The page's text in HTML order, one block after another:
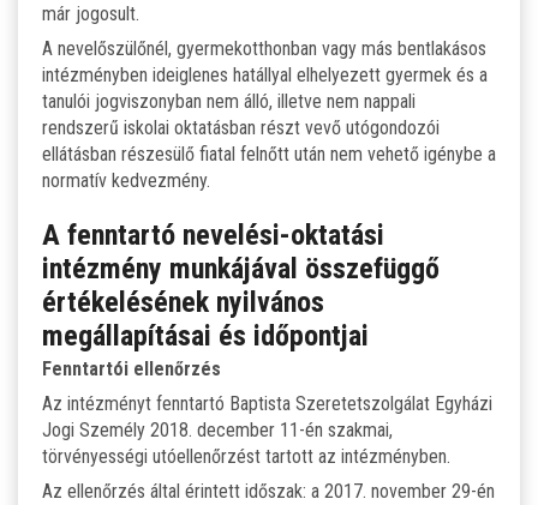
már jogosult.
A nevelőszülőnél, gyermekotthonban vagy más bentlakásos
intézményben ideiglenes hatállyal elhelyezett gyermek és a
tanulói jogviszonyban nem álló, illetve nem nappali
rendszerű iskolai oktatásban részt vevő utógondozói
ellátásban részesülő fiatal felnőtt után nem vehető igénybe a
normatív kedvezmény.
A fenntartó nevelési-oktatási
intézmény munkájával összefüggő
értékelésének nyilvános
megállapításai és időpontjai
Fenntartói ellenőrzés
Az intézményt fenntartó Baptista Szeretetszolgálat Egyházi
Jogi Személy 2018. december 11-én szakmai,
törvényességi utóellenőrzést tartott az intézményben.
Az ellenőrzés által érintett időszak: a 2017. november 29-én